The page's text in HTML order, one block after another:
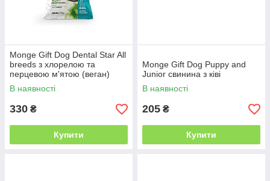
Monge Gift Dog Dental Star All
breeds з хлорелою та
перцевою м'ятою (веган)
В наявності
330 ₴
Купити
Monge Gift Dog Puppy and
Junior свинина з ківі
В наявності
205 ₴
Купити